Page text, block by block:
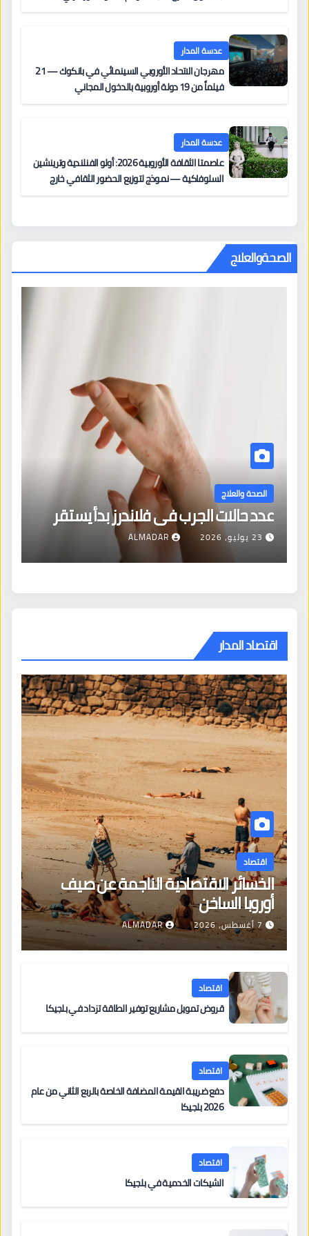
عدسة المدار
مهرجان الاتحاد الأوروبي السينمائي في بانكوك — 21
فيلماً من 19 دولة أوروبية بالدخول المجاني
عدسة المدار
عاصمتا الثقافة الأوروبية 2026: أولو الفنلندية وترينشين
السلوفاكية — نموذج لتوزيع الحضور الثقافي خارج
الصحةوالعلاج
الصحة والعلاج
الأرق: عندما
مع العقل في فلاندرز بدأ يستقر
ALMADAR
اقتصاد المدار
اقتصاد
الخسائر الاقتصادية الناجمة عن صيف
أوروبا الساخن
7 أغسطس، 2026 ALMADAR
اقتصاد
قروض تمويل مشاريع توفير الطاقة تزداد في بلجيكا
اقتصاد
دفع ضريبة القيمة المضافة الخاصة بالربع الثاني من عام
2026 بلجيكا
اقتصاد
الشيكات الخدمية في بلجيكا